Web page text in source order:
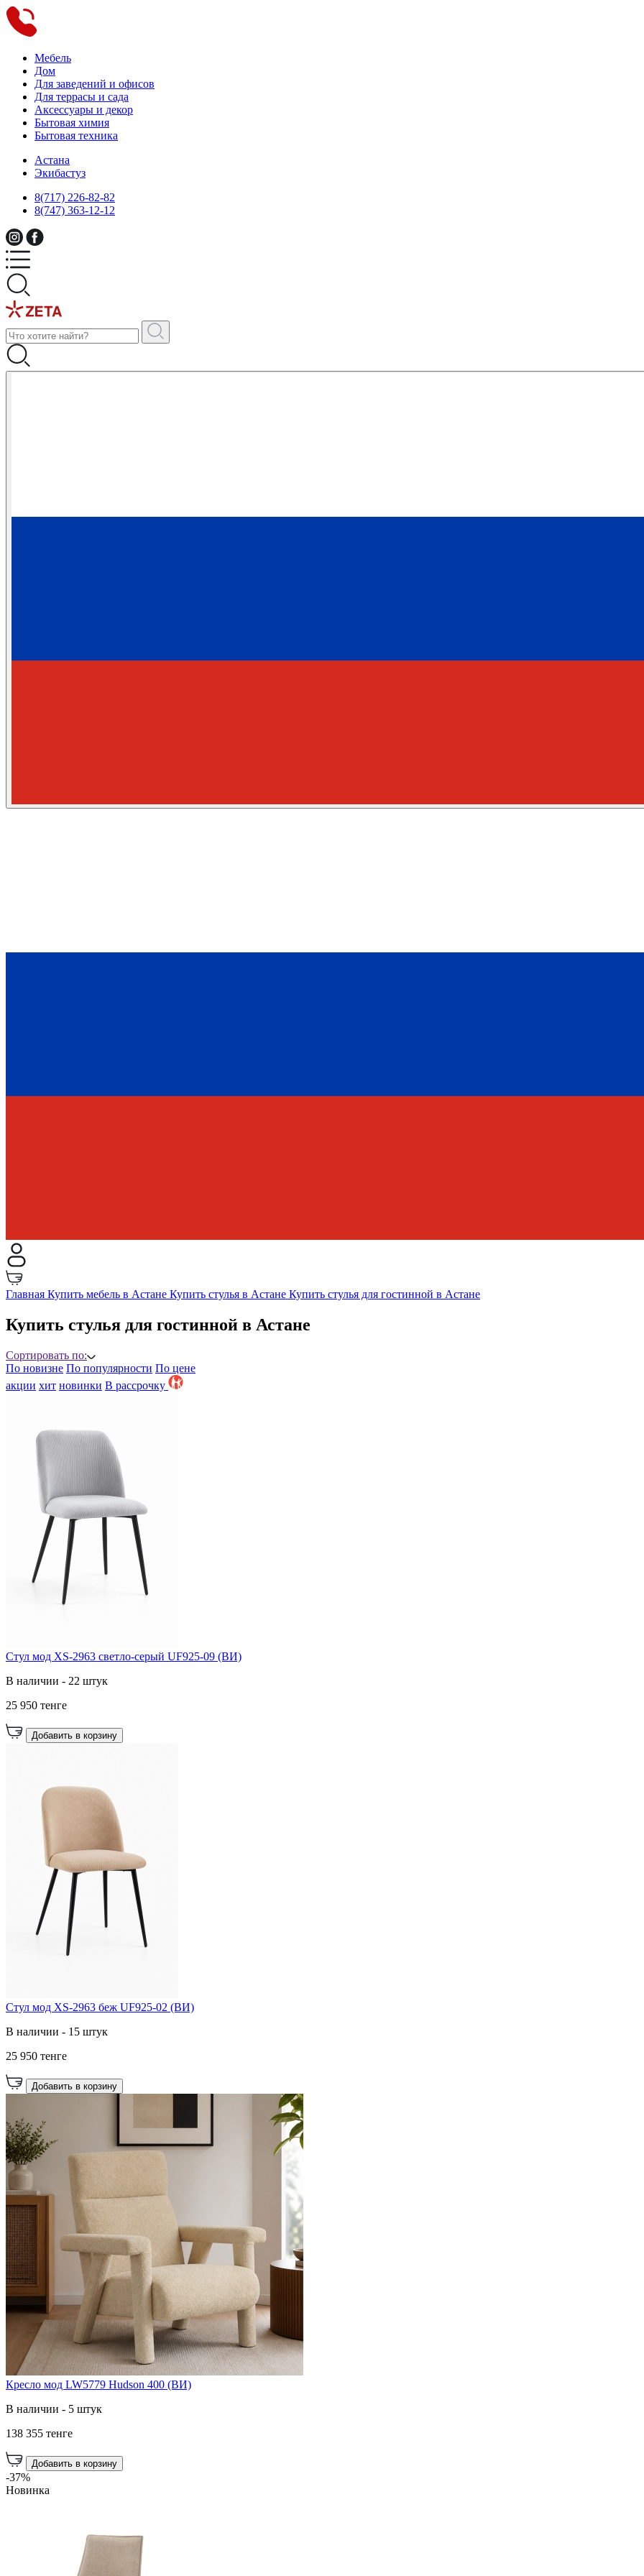
Мебель
Дом
Для заведений и офисов
Для террасы и сада
Аксессуары и декор
Бытовая химия
Бытовая техника
Астана
Экибастуз
8(717) 226-82-82
8(747) 363-12-12
Главная Купить мебель в Астане Купить стулья в Астане Купить стулья для гостинной в Астане
Купить стулья для гостинной в Астане
Сортировать по:
По новизне По популярности По цене
акции хит новинки B рассрочку
Стул мод XS-2963 светло-серый UF925-09 (ВИ)
В наличии - 22 штук
25 950 тенге
Добавить в корзину
Стул мод XS-2963 беж UF925-02 (ВИ)
В наличии - 15 штук
25 950 тенге
Добавить в корзину
Кресло мод LW5779 Hudson 400 (ВИ)
В наличии - 5 штук
138 355 тенге
Добавить в корзину
-37%
Новинка